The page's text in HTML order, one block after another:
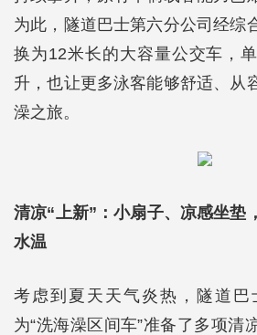
为此，隧道巴士第六分公司经综
换为12米长的大容量公交车，
升，也让更多泳客能够舒适、从
澡之旅。
清凉“上新”：小扇子、凉感坐垫
水温
考虑到夏天天气炎热，隧道巴
为“洗海澡区间车”准备了多项清